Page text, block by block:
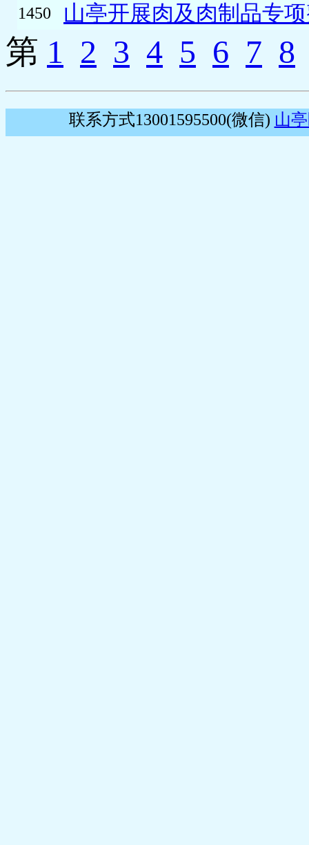
1450 山亭开展肉及肉制品专
第 1 2 3 4 5 6 7 8
联系方式13001595500(微信) 山